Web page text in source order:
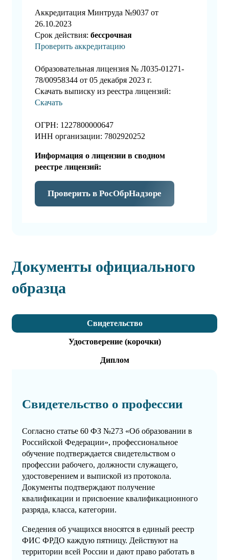
Аккредитация Минтруда №9037 от
26.10.2023
Срок действия: бессрочная
Проверить аккредитацию
Образовательная лицензия № Л035-01271-
78/00958344 от 05 декабря 2023 г.
Скачать выписку из реестра лицензий:
Скачать
ОГРН: 1227800000647
ИНН организации: 7802920252
Информация о лицензии в сводном
реестре лицензий:
Проверить в РосОбрНадзоре
Документы официального
образца
Свидетельство
Удостоверение (корочки)
Диплом
Свидетельство о профессии
Согласно статье 60 ФЗ №273 «Об образовании в
Российской Федерации», профессиональное
обучение подтверждается свидетельством о
профессии рабочего, должности служащего,
удостоверением и выпиской из протокола.
Документы подтверждают получение
квалификации и присвоение квалификационного
разряда, класса, категории.
Сведения об учащихся вносятся в единый реестр
ФИС ФРДО каждую пятницу. Действуют на
территории всей России и дают право работать в